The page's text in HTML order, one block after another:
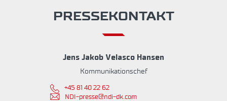
PRESSEKONTAKT
Jens Jakob Velasco Hansen
Kommunikationschef
+45 81 40 22 62
NDI-presse@ndi-dk.com